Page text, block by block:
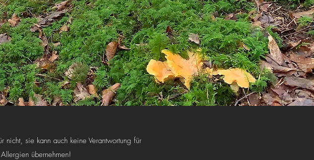
nicht, sie kann auch keine Verantwortung für
übernehmen!